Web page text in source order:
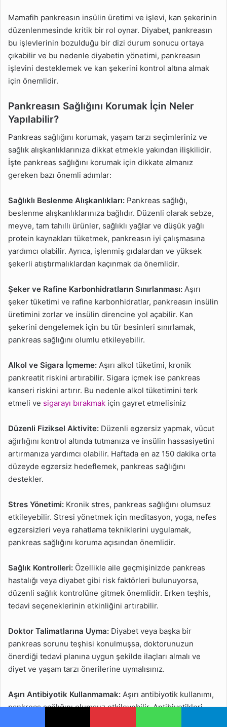
Mamafih pankreasın insülin üretimi ve işlevi, kan şekerinin
düzenlenmesinde kritik bir rol oynar. Diyabet, pankreasın
bu işlevlerinin bozulduğu bir dizi durum sonucu ortaya
çıkabilir ve bu nedenle diyabetin yönetimi, pankreasın
işlevini desteklemek ve kan şekerini kontrol altına almak
için önemlidir.
Pankreasın Sağlığını Korumak İçin Neler
Yapılabilir?
Pankreas sağlığını korumak, yaşam tarzı seçimleriniz ve
sağlık alışkanlıklarınıza dikkat etmekle yakından ilişkilidir.
İşte pankreas sağlığını korumak için dikkate almanız
gereken bazı önemli adımlar:
Sağlıklı Beslenme Alışkanlıkları: Pankreas sağlığı,
beslenme alışkanlıklarınıza bağlıdır. Düzenli olarak sebze,
meyve, tam tahıllı ürünler, sağlıklı yağlar ve düşük yağlı
protein kaynakları tüketmek, pankreasın iyi çalışmasına
yardımcı olabilir. Ayrıca, işlenmiş gıdalardan ve yüksek
şekerli atıştırmalıklardan kaçınmak da önemlidir.
Şeker ve Rafine Karbonhidratların Sınırlanması: Aşırı
şeker tüketimi ve rafine karbonhidratlar, pankreasın insülin
üretimini zorlar ve insülin direncine yol açabilir. Kan
şekerini dengelemek için bu tür besinleri sınırlamak,
pankreas sağlığını olumlu etkileyebilir.
Alkol ve Sigara İçmeme: Aşırı alkol tüketimi, kronik
pankreatit riskini artırabilir. Sigara içmek ise pankreas
kanseri riskini artırır. Bu nedenle alkol tüketimini terk
etmeli ve sigarayı bırakmak için gayret etmelisiniz
Düzenli Fiziksel Aktivite: Düzenli egzersiz yapmak, vücut
ağırlığını kontrol altında tutmanıza ve insülin hassasiyetini
artırmanıza yardımcı olabilir. Haftada en az 150 dakika orta
düzeyde egzersiz hedeflemek, pankreas sağlığını
destekler.
Stres Yönetimi: Kronik stres, pankreas sağlığını olumsuz
etkileyebilir. Stresi yönetmek için meditasyon, yoga, nefes
egzersizleri veya rahatlama tekniklerini uygulamak,
pankreas sağlığını koruma açısından önemlidir.
Sağlık Kontrolleri: Özellikle aile geçmişinizde pankreas
hastalığı veya diyabet gibi risk faktörleri bulunuyorsa,
düzenli sağlık kontrolüne gitmek önemlidir. Erken teşhis,
tedavi seçeneklerinin etkinliğini artırabilir.
Doktor Talimatlarına Uyma: Diyabet veya başka bir
pankreas sorunu teşhisi konulmuşsa, doktorunuzun
önerdiği tedavi planına uygun şekilde ilaçları almalı ve
diyet ve yaşam tarzı önerilerine uymalısınız.
Aşırı Antibiyotik Kullanmamak: Aşırı antibiyotik kullanımı,
pankreas sağlığını olumsuz etkileyebilir. Antibiyotikleri